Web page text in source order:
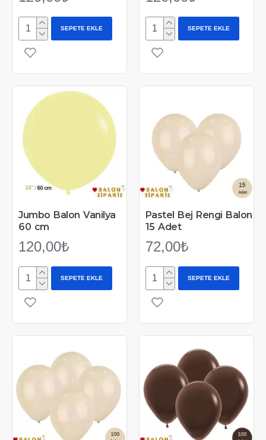
SEPETE EKLE SEPETE EKLE
Jumbo Balon Vanilya
60 cm
120,00₺
SEPETE EKLE
Pastel Bej Rengi Balon
15 Adet
72,00₺
SEPETE EKLE